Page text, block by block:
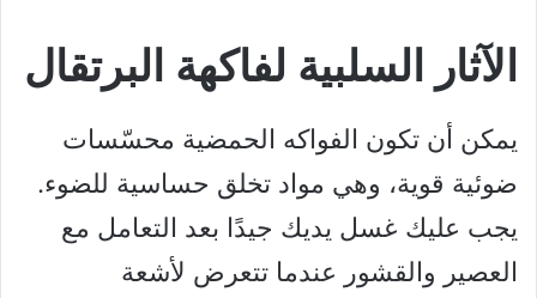
الآثار السلبية لفاكهة البرتقال
يمكن أن تكون الفواكه الحمضية محسّسات
ضوئية قوية، وهي مواد تخلق حساسية للضوء.
يجب عليك غسل يديك جيدًا بعد التعامل مع
العصير والقشور عندما تتعرض لأشعة